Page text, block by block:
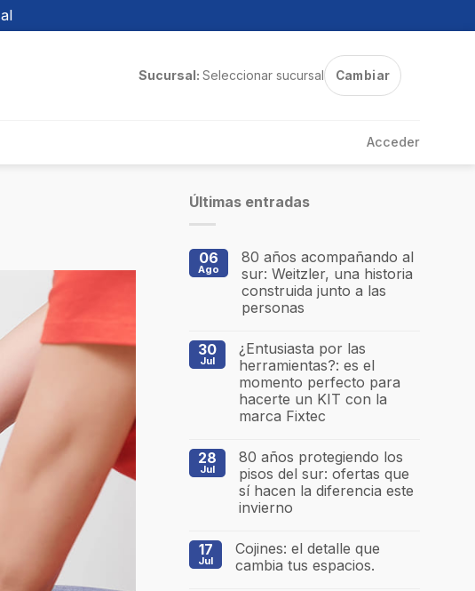
Sucursal: Seleccionar sucursal Cambiar
Acceder
Últimas entradas
06
Ago
80 años acompañando al
sur: Weitzler, una historia
construida junto a las
personas
30
Jul
¿Entusiasta por las
herramientas?: es el
momento perfecto para
hacerte un KIT con la
marca Fixtec
28
Jul
80 años protegiendo los
pisos del sur: ofertas que
sí hacen la diferencia este
invierno
17
Jul
Cojines: el detalle que
cambia tus espacios.